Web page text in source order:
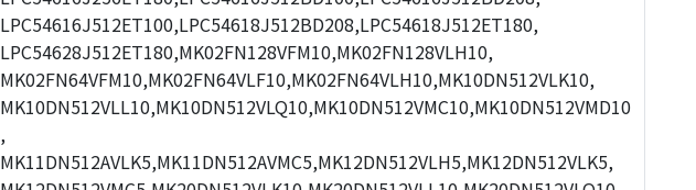
LPC54616J512ET100,LPC54618J512BD208,LPC54618J512ET180,
LPC54628J512ET180,MK02FN128VFM10,MK02FN128VLH10,
MK02FN64VFM10,MK02FN64VLF10,MK02FN64VLH10,MK10DN512VLK10,
MK10DN512VLL10,MK10DN512VLQ10,MK10DN512VMC10,MK10DN512VMD10
,
MK11DN512AVLK5,MK11DN512AVMC5,MK12DN512VLH5,MK12DN512VLK5,